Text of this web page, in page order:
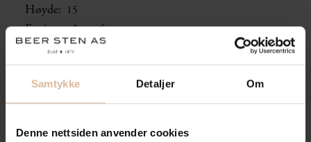
Samtykke Detaljer Om
Denne nettsiden anvender cookies
Høyde: 15
Fas i cm: Ingen fas
Flammet topp og ett hjørne, resten saget